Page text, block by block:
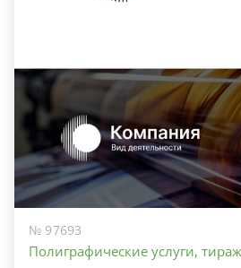
№ 97693
Полиграфические услуги,